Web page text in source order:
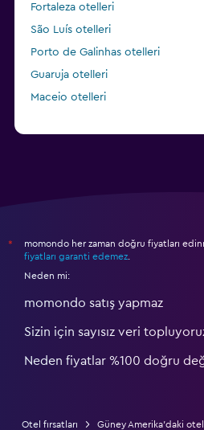
Fortaleza otelleri
São Luís otelleri
Porto de Galinhas otelleri
Guaruja otelleri
Maceio otelleri
*
momondo her zaman doğru fiyatları
fiyatları garanti edemez
Neden mi:
momondo satış yapmaz
Sizin için sayısız veri
Neden fiyatlar %100 doğru
Otel fırsatları Güney Amerika'daki